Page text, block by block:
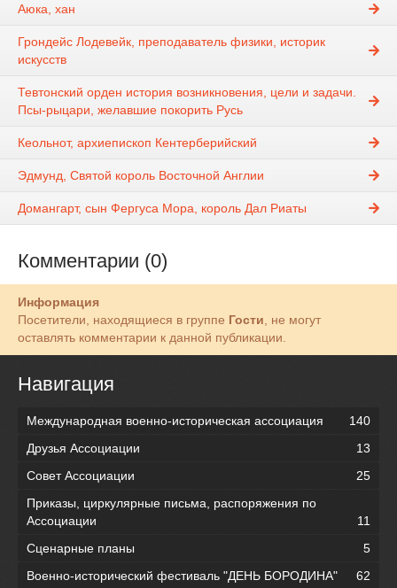
Аюка, хан
Грондейс Лодевейк, преподаватель физики, историк
искусств
Тевтонский орден история возникновения, цели и задачи.
Псы-рыцари, желавшие покорить Русь
Кеольнот, архиепископ Кентерберийский
Эдмунд, Святой король Восточной Англии
Домангарт, сын Фергуса Мора, король Дал Риаты
Комментарии (0)
Информация
Посетители, находящиеся в группе Гости , не могут
оставлять комментарии к данной публикации.
Навигация
Международная военно-историческая ассоциация
140
Друзья Ассоциации
13
Совет Ассоциации
25
Приказы, циркулярные письма, распоряжения по
Ассоциации
11
Сценарные планы
5
Военно-исторический фестиваль "ДЕНЬ БОРОДИНА"
62